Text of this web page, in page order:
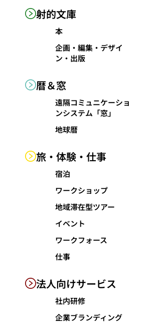
射的文庫
本
企画・編集・デザイ
ン・出版
暦＆窓
遠隔コミュニケーショ
ンシステム「窓」
地球暦
旅・体験・仕事
宿泊
ワークショップ
地域滞在型ツアー
イベント
ワークフォース
仕事
法人向けサービス
社内研修
企業ブランディング